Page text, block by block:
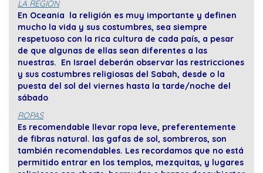
LA REGION
En Oceania la religión es muy importante y definen
mucho la vida y sus costumbres, sea siempre
respetuoso con la rica cultura de cada país, a pesar
de que algunas de ellas sean diferentes a las
nuestras. En Israel deberán observar las restricciones
y sus costumbres religiosas del Sabah, desde o la
puesta del sol del viernes hasta la tarde/noche del
sábado
ROPAS
Es recomendable llevar ropa leve, preferentemente
de fibras natural. las gafas de sol, sombreros, son
también recomendables. Les recordamos que no está
permitido entrar en los templos, mezquitas, y lugares